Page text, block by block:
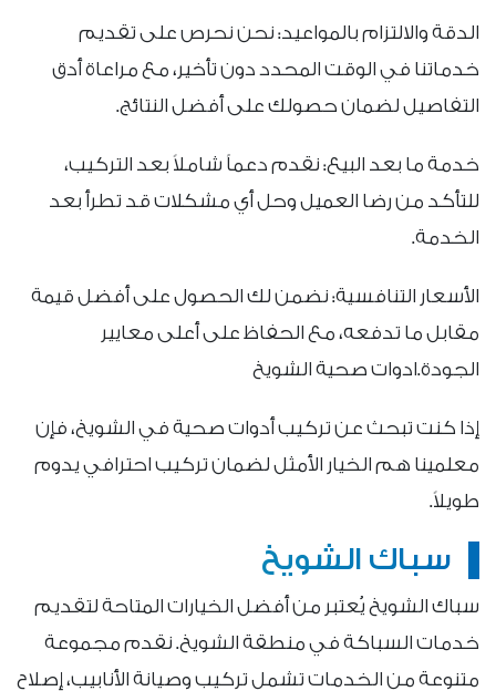
الدقة والالتزام بالمواعيد: نحن نحرص على تقديم
خدماتنا في الوقت المحدد دون تأخير، مع مراعاة أدق
التفاصيل لضمان حصولك على أفضل النتائج.
خدمة ما بعد البيع: نقدم دعماً شاملاً بعد التركيب،
للتأكد من رضا العميل وحل أي مشكلات قد تطرأ بعد
الخدمة.
الأسعار التنافسية: نضمن لك الحصول على أفضل قيمة
مقابل ما تدفعه، مع الحفاظ على أعلى معايير
الجودة.ادوات صحية الشويخ
إذا كنت تبحث عن تركيب أدوات صحية في الشويخ، فإن
معلمينا هم الخيار الأمثل لضمان تركيب احترافي يدوم
طويلاً.
سباك الشويخ
سباك الشويخ يُعتبر من أفضل الخيارات المتاحة لتقديم
خدمات السباكة في منطقة الشويخ. نقدم مجموعة
متنوعة من الخدمات تشمل تركيب وصيانة الأنابيب، إصلاح